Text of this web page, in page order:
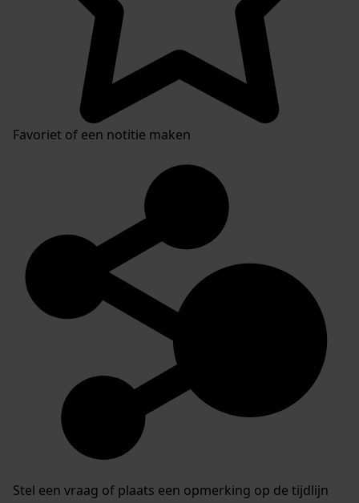
Favoriet of een notitie maken
Stel een vraag of plaats een opmerking op de tijdlijn